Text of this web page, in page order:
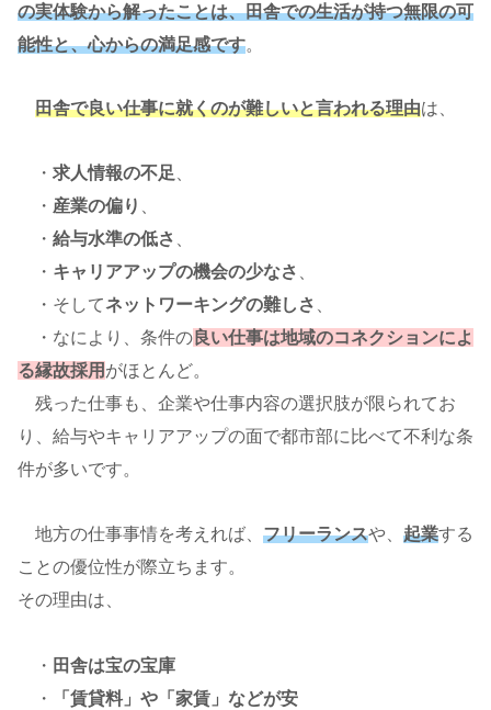
の実体験から解ったことは、田舎での生活が持つ無限の可
能性と、心からの満足感です。
田舎で良い仕事に就くのが難しいと言われる理由は、
・ 求人情報の不足
・ 産業の偏り
・ 給与水準の低さ
・ キャリアアップの機会の少なさ
・そしてネットワーキングの難しさ
・なにより、条件の 良い仕事は地域のコネクションによ
る縁故採用 がほとんど。
残った仕事も、企業や仕事内容の選択肢が限られてお
り、給与やキャリアアップの面で都市部に比べて不利な条
件が多いです。
地方の仕事事情を考えれば、 フリーランスや、 起業する
ことの優位性が際立ちます。
その理由は、
・ 田舎は宝の宝庫
・
「賃貸料」や「家賃」などが安